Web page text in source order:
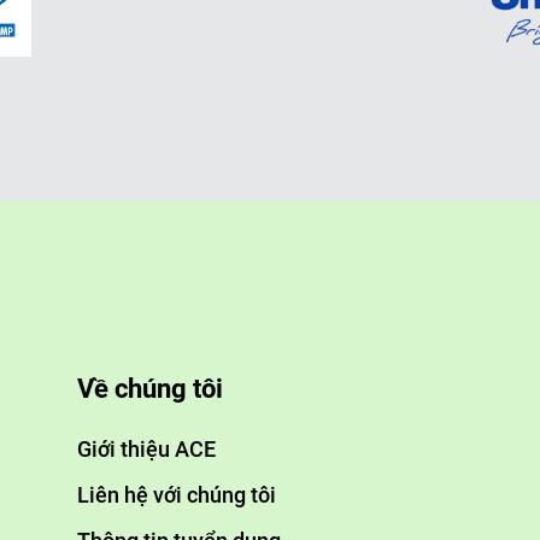
Về chúng tôi
Giới thiệu ACE
Liên hệ với chúng tôi